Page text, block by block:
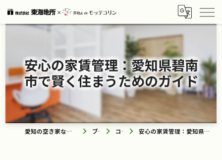
安心の家賃管理：愛知県碧南
市で賢く住まうためのガイド
愛知の空き家なら買取ル de モッテコリン ブログ コラム 安心の家賃管理：愛知県碧南市で賢く住まうためのガイド